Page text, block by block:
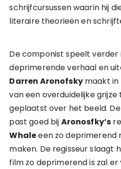
schrijfcursussen waarin hij
literaire theorieën en
De componist speelt verder
deprimerende verhaal en
Darren Aronofskymaakt in
van een overduidelijke grijze
geplaatst over het beeld.
past goed bij Aronosfky’s
Whaleeen zo deprimerend
maken. De regisseur slaagt
film zo deprimerend is zal